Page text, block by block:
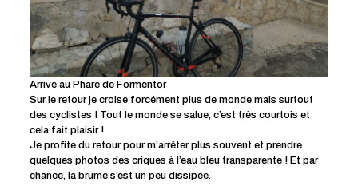
Arrivé au Phare de Formentor
Sur le retour je croise forcément plus de monde mais surtout
des cyclistes ! Tout le monde se salue, c’est très courtois et
cela fait plaisir !
Je profite du retour pour m’arrêter plus souvent et prendre
quelques photos des criques à l’eau bleu transparente ! Et par
chance, la brume s’est un peu dissipée.